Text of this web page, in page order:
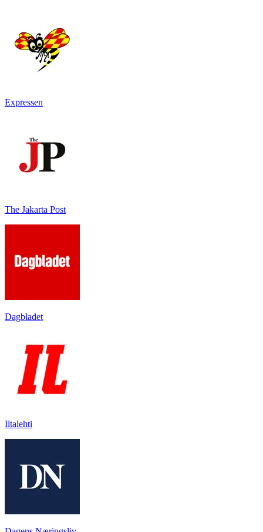
Expressen
The Jakarta Post
Dagbladet
Iltalehti